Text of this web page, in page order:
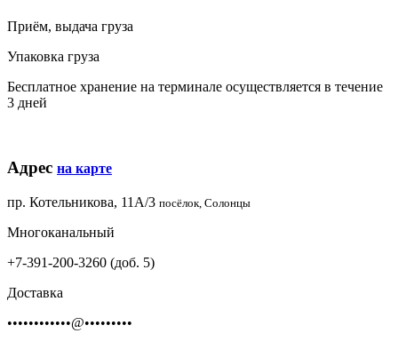
Приём, выдача груза
Упаковка груза
Бесплатное хранение на терминале осуществляется в течение
3 дней
Адрес на карте
пр. Котельникова, 11А/3 посёлок, Солонцы
Многоканальный
+7-391-200-3260 (доб. 5)
Доставка
••••••••••••@•••••••••